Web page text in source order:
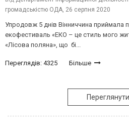
громадськістю ОДА, 26 серпня 2020
Упродовж 5 днів Вінниччина приймала
екофестиваль «ЕКО – це стиль мого
«Лісова поляна», що бі...
Переглядів: 4325 Більше
Переглянути